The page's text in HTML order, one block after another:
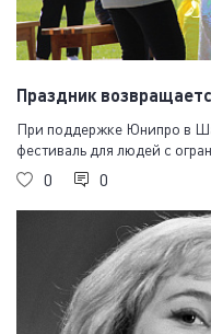
Праздник
При поддержке Юнипро в
фестиваль для людей с
0 0